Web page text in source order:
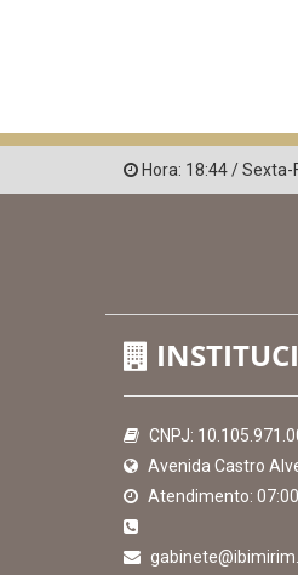
Hora: 18:44/Sexta-
CNPJ:
Avenida Castro
Atendimento: